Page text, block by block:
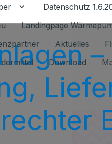
Untermenü für
Datenschutz
Landingpage
Aktuelles
Download –